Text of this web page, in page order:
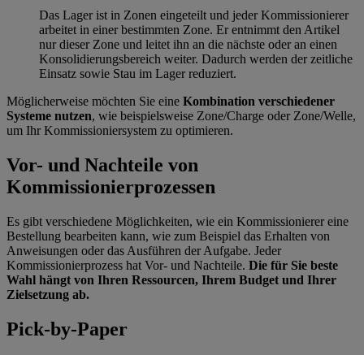
Das Lager ist in Zonen eingeteilt und jeder Kommissionierer
arbeitet in einer bestimmten Zone. Er entnimmt den Artikel
nur dieser Zone und leitet ihn an die nächste oder an einen
Konsolidierungsbereich weiter. Dadurch werden der zeitliche
Einsatz sowie Stau im Lager reduziert.
Möglicherweise möchten Sie eine Kombination verschiedener
Systeme nutzen, wie beispielsweise Zone/Charge oder Zone/Welle,
um Ihr Kommissioniersystem zu optimieren.
Vor- und Nachteile von
Kommissionierprozessen
Es gibt verschiedene Möglichkeiten, wie ein Kommissionierer eine
Bestellung bearbeiten kann, wie zum Beispiel das Erhalten von
Anweisungen oder das Ausführen der Aufgabe. Jeder
Kommissionierprozess hat Vor- und Nachteile. Die für Sie beste
Wahl hängt von Ihren Ressourcen, Ihrem Budget und Ihrer
Zielsetzung ab.
Pick-by-Paper